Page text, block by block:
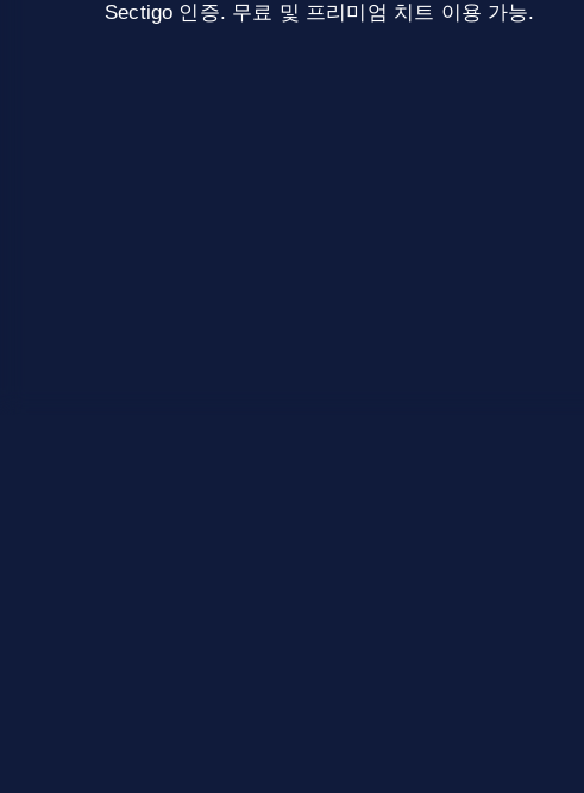
Sectigo 인증. 무료 및 프리미엄 치트 이용 가능.